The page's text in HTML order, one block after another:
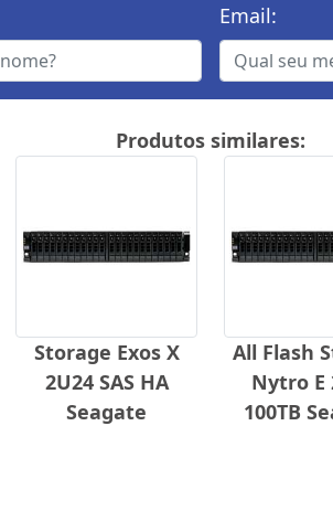
Email:
Produtos similares:
Storage Exos X
2U24 SAS HA
Seagate
All Flash
Nytro E
100TB